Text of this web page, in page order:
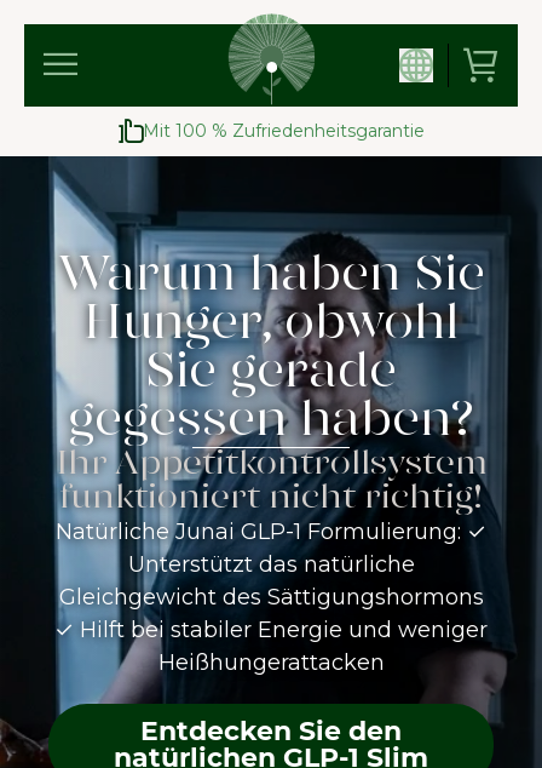
Mit 100 % Zufriedenheitsgarantie
Warum haben Sie
Hunger, obwohl
Sie gerade
gegessen haben?
Ihr Appetitkontrollsystem
funktioniert nicht richtig!
Natürliche Junai GLP-1 Formulierung: ✓
Unterstützt das natürliche
Gleichgewicht des Sättigungshormons
✓ Hilft bei stabiler Energie und weniger
Heißhungerattacken
Entdecken Sie den
natürlichen GLP-1 Slim